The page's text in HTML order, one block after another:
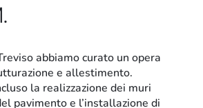
abbiamo curato un opera
e allestimento.
la realizzazione dei muri
pavimento e l’installazione di